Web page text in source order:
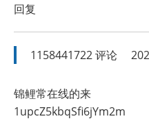
回复
1158441722评论
锦鲤常在线的来
1upcZ5kbqSfi6jYm2m